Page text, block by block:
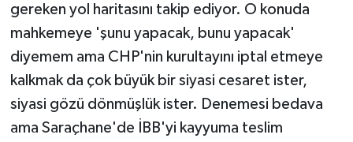
gereken yol haritasını takip ediyor. O konuda
mahkemeye 'şunu yapacak, bunu yapacak'
diyemem ama CHP'nin kurultayını iptal etmeye
kalkmak da çok büyük bir siyasi cesaret ister,
siyasi gözü dönmüşlük ister. Denemesi bedava
ama Saraçhane'de İBB'yi kayyuma teslim